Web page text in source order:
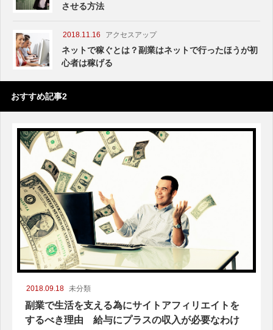
させる方法
2018.11.16 アクセスアップ
ネットで稼ぐとは？副業はネットで行ったほうが初
心者は稼げる
おすすめ記事2
2018.09.18 未分類
副業で生活を支える為にサイトアフィリエイトを
するべき理由 給与にプラスの収入が必要なわけ